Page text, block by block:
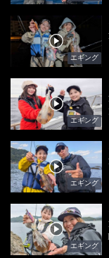
エギング
エギング
エギング
エギング